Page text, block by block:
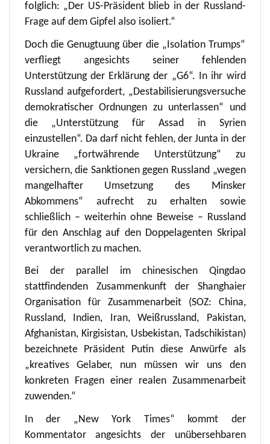
folglich: „Der US-Präsident blieb in der Russland-
Frage auf dem Gipfel also isoliert.“
Doch die Genugtuung über die „Isolation Trumps“
verfliegt angesichts seiner fehlenden
Unterstützung der Erklärung der „G6“. In ihr wird
Russland aufgefordert, „Destabilisierungsversuche
demokratischer Ordnungen zu unterlassen“ und
die „Unterstützung für Assad in Syrien
einzustellen“. Da darf nicht fehlen, der Junta in der
Ukraine „fortwährende Unterstützung“ zu
versichern, die Sanktionen gegen Russland „wegen
mangelhafter Umsetzung des Minsker
Abkommens“ aufrecht zu erhalten sowie
schließlich – weiterhin ohne Beweise – Russland
für den Anschlag auf den Doppelagenten Skripal
verantwortlich zu machen.
Bei der parallel im chinesischen Qingdao
stattfindenden Zusammenkunft der Shanghaier
Organisation für Zusammenarbeit (SOZ: China,
Russland, Indien, Iran, Weißrussland, Pakistan,
Afghanistan, Kirgisistan, Usbekistan, Tadschikistan)
bezeichnete Präsident Putin diese Anwürfe als
„kreatives Gelaber, nun müssen wir uns den
konkreten Fragen einer realen Zusammenarbeit
zuwenden.“
In der „New York Times“ kommt der
Kommentator angesichts der unübersehbaren